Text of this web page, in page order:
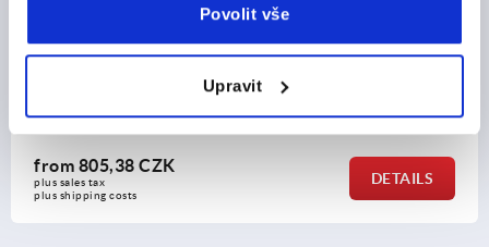
Povolit vše
Upravit
steel rotary knob
Clamping plates stainless
399,54 CZK
plus shipping costs